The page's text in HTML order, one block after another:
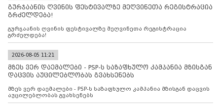
გურჯაანის ღვინის ფესტივალზე მეღვინეთა რეგისტრაცია
გრძელდება!
გურჯაანის ღვინის ფესტივალზე მეღვინეთა რეგისტრაცია
გრძელდება!
2026-08-05 11:21
მზეს ვერ დაემალები - PSP-ს საზაფხულო კამპანია მზისგან
დაცვის აუცილებლობას გვახსენებს
მზეს ვერ დაემალები - PSP-ს საზაფხულო კამპანია მზისგან დაცვის
აუცილებლობას გვახსენებს